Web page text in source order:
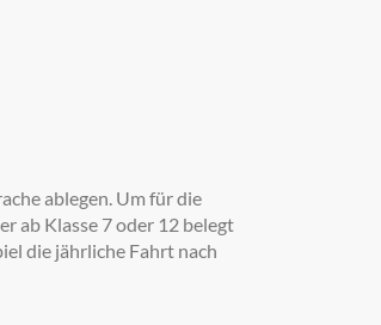
ablegen. Um für die
ab Klasse 7 oder 12 belegt
die jährliche Fahrt nach